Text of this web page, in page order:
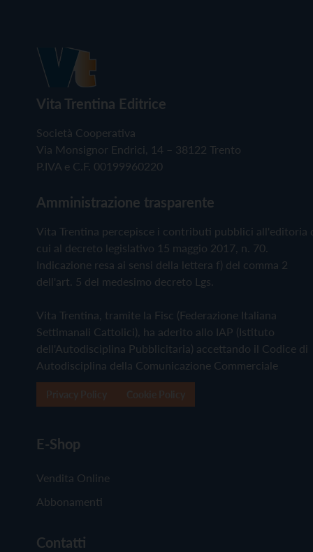
Vita Trentina Editrice
Società Cooperativa
Via Monsignor Endrici, 14 – 38122 Trento
P.IVA e C.F. 00199960220
Amministrazione trasparente
Vita Trentina percepisce i contributi pubblici all'editoria
cui al decreto legislativo 15 maggio 2017, n. 70.
Indicazione resa ai sensi della lettera f) del comma 2
dell'art. 5 del medesimo decreto Lgs.
Vita Trentina, tramite la Fisc (Federazione Italiana
Settimanali Cattolici), ha aderito allo IAP (Istituto
dell'Autodisciplina Pubblicitaria) accettando il Codice di
Autodisciplina della Comunicazione Commerciale
E-Shop
Vendita Online
Abbonamenti
Contatti